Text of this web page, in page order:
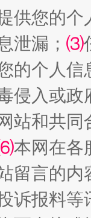
"炒
供您的个
泄漏； ⑶
的个人
侵入或
站和共
本网在各
留言的内
诉报料